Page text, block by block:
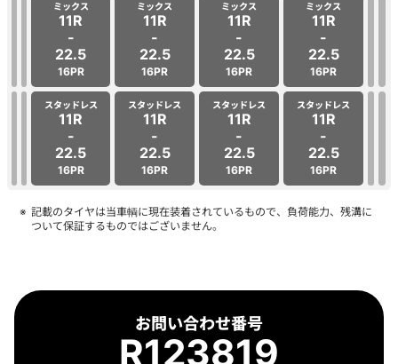
お問い合わせ番号
R123819
ミックス
11R
-
22.5
16PR
ミックス
11R
-
22.5
16PR
ミックス
11R
-
22.5
16PR
ミックス
11R
-
22.5
16PR
スタッドレス
11R
-
22.5
16PR
スタッドレス
11R
-
22.5
16PR
スタッドレス
11R
-
22.5
16PR
スタッドレス
11R
-
22.5
16PR
記載のタイヤは当車輌に現在装着されているもので、負荷能力、残溝に
ついて保証するものではございません。